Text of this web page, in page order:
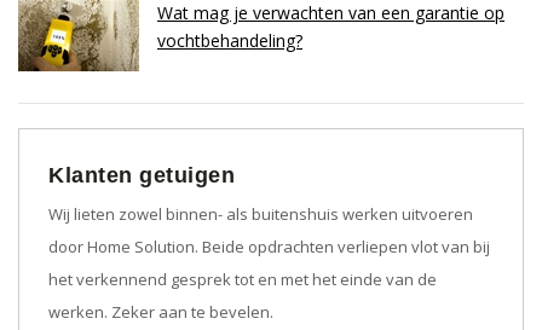
Wat mag je verwachten van een garantie op
vochtbehandeling?
Klanten getuigen
Wij lieten zowel binnen- als buitenshuis werken uitvoeren
door Home Solution. Beide opdrachten verliepen vlot van bij
het verkennend gesprek tot en met het einde van de
werken. Zeker aan te bevelen.